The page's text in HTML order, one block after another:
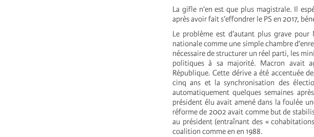
La gifle n’en est que plus magistrale. Il
après avoir fait s’effondrer le PS en 2017,
Le problème est d’autant plus grave
nationale comme une simple chambre
nécessaire de structurer un réel parti, les
politiques à sa majorité. Macron avait
République. Cette dérive a été accentuée
cinq ans et la synchronisation des
automatiquement quelques semaines
président élu avait amené dans la foulée
réforme de 2002 avait comme but de
au président (entraînant des «
coalition comme en en 1988.